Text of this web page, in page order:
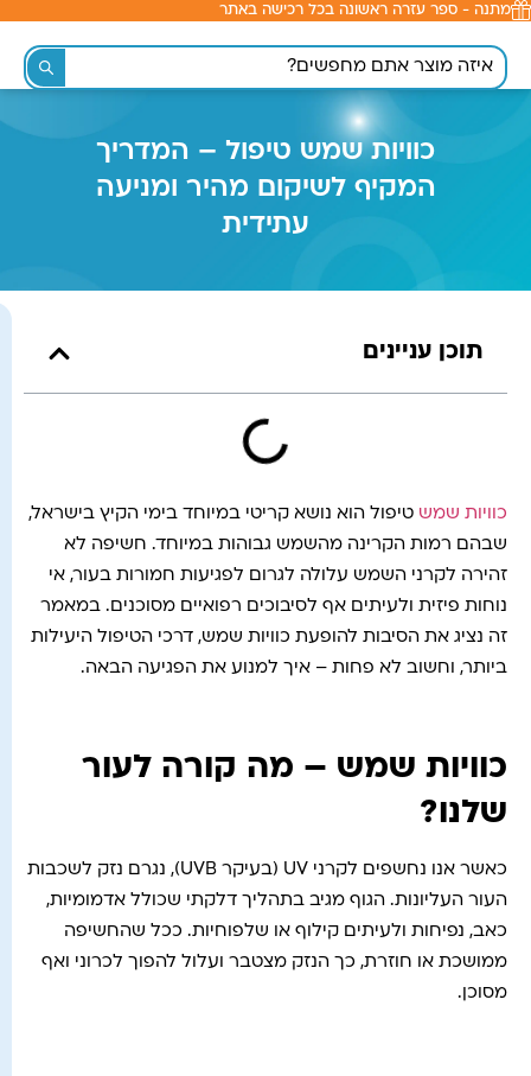
לתוכן
מתנה - ספר עזרה ראשונה בכל רכישה באתר
כוויות שמש טיפול – המדריך
המקיף לשיקום מהיר ומניעה
עתידית
תוכן עניינים
כוויות שמש טיפול הוא נושא קריטי במיוחד בימי הקיץ בישראל,
שבהם רמות הקרינה מהשמש גבוהות במיוחד. חשיפה לא
זהירה לקרני השמש עלולה לגרום לפגיעות חמורות בעור, אי
נוחות פיזית ולעיתים אף לסיבוכים רפואיים מסוכנים. במאמר
זה נציג את הסיבות להופעת כוויות שמש, דרכי הטיפול היעילות
ביותר, וחשוב לא פחות – איך למנוע את הפגיעה הבאה.
כוויות שמש – מה קורה לעור
שלנו?
כאשר אנו נחשפים לקרני UV (בעיקר UVB), נגרם נזק לשכבות
העור העליונות. הגוף מגיב בתהליך דלקתי שכולל אדמומיות,
כאב, נפיחות ולעיתים קילוף או שלפוחיות. ככל שהחשיפה
ממושכת או חוזרת, כך הנזק מצטבר ועלול להפוך לכרוני ואף
מסוכן.